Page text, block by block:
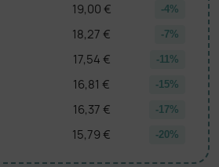
19,00 € -4%
18,27 € -7%
17,54 € -11%
16,81 € -15%
16,37 € -17%
15,79 € -20%